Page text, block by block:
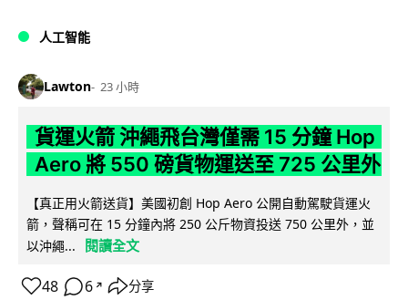
人工智能
Lawton 23 小時
貨運火箭 沖繩飛台灣僅需 15 分鐘 Hop
Aero 將 550 磅貨物運送至 725 公里外
【真正用火箭送貨】美國初創 Hop Aero 公開自動駕駛貨運火
箭，聲稱可在 15 分鐘內將 250 公斤物資投送 750 公里外，並
以沖繩...
閱讀全文
48 6 ↗ 分享